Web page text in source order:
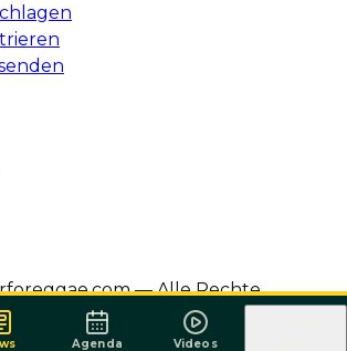
— Alle Rechte
de Privacidade·Termos de
Agenda Videos